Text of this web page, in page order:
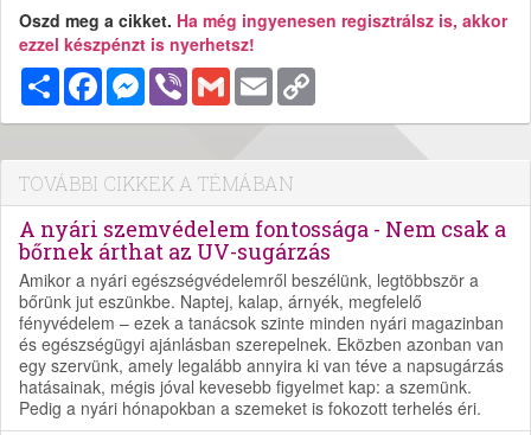
Oszd meg a cikket. Ha még ingyenesen regisztrálsz is, akkor
ezzel készpénzt is nyerhetsz!
MegosztásFacebookMessenger
Viber Gmail Email
TOVÁBBI CIKKEK A TÉMÁBAN
A nyári szemvédelem fontossága - Nem csak a
bőrnek árthat az UV-sugárzás
Amikor a nyári egészségvédelemről beszélünk, legtöbbször a
bőrünk jut eszünkbe. Naptej, kalap, árnyék, megfelelő
fényvédelem – ezek a tanácsok szinte minden nyári magazinban
és egészségügyi ajánlásban szerepelnek. Eközben azonban van
egy szervünk, amely legalább annyira ki van téve a napsugárzás
hatásainak, mégis jóval kevesebb figyelmet kap: a szemünk.
Pedig a nyári hónapokban a szemeket is fokozott terhelés éri.